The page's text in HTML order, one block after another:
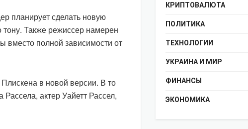
планирует сделать новую
Также режиссер намерен
вместо полной зависимости от
в новой версии. В то
актер Уайетт Рассел,
КРИПТОВАЛЮТА
ПОЛИТИКА
ТЕХНОЛОГИИ
УКРАИНА И МИР
ФИНАНСЫ
ЭКОНОМИКА